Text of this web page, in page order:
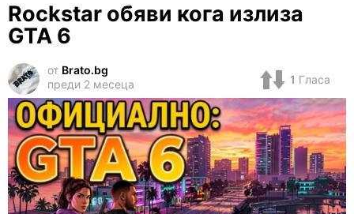
Rockstar обяви кога излиза
GTA 6
от Brato.bg
преди 2 месеца
1 Гласа